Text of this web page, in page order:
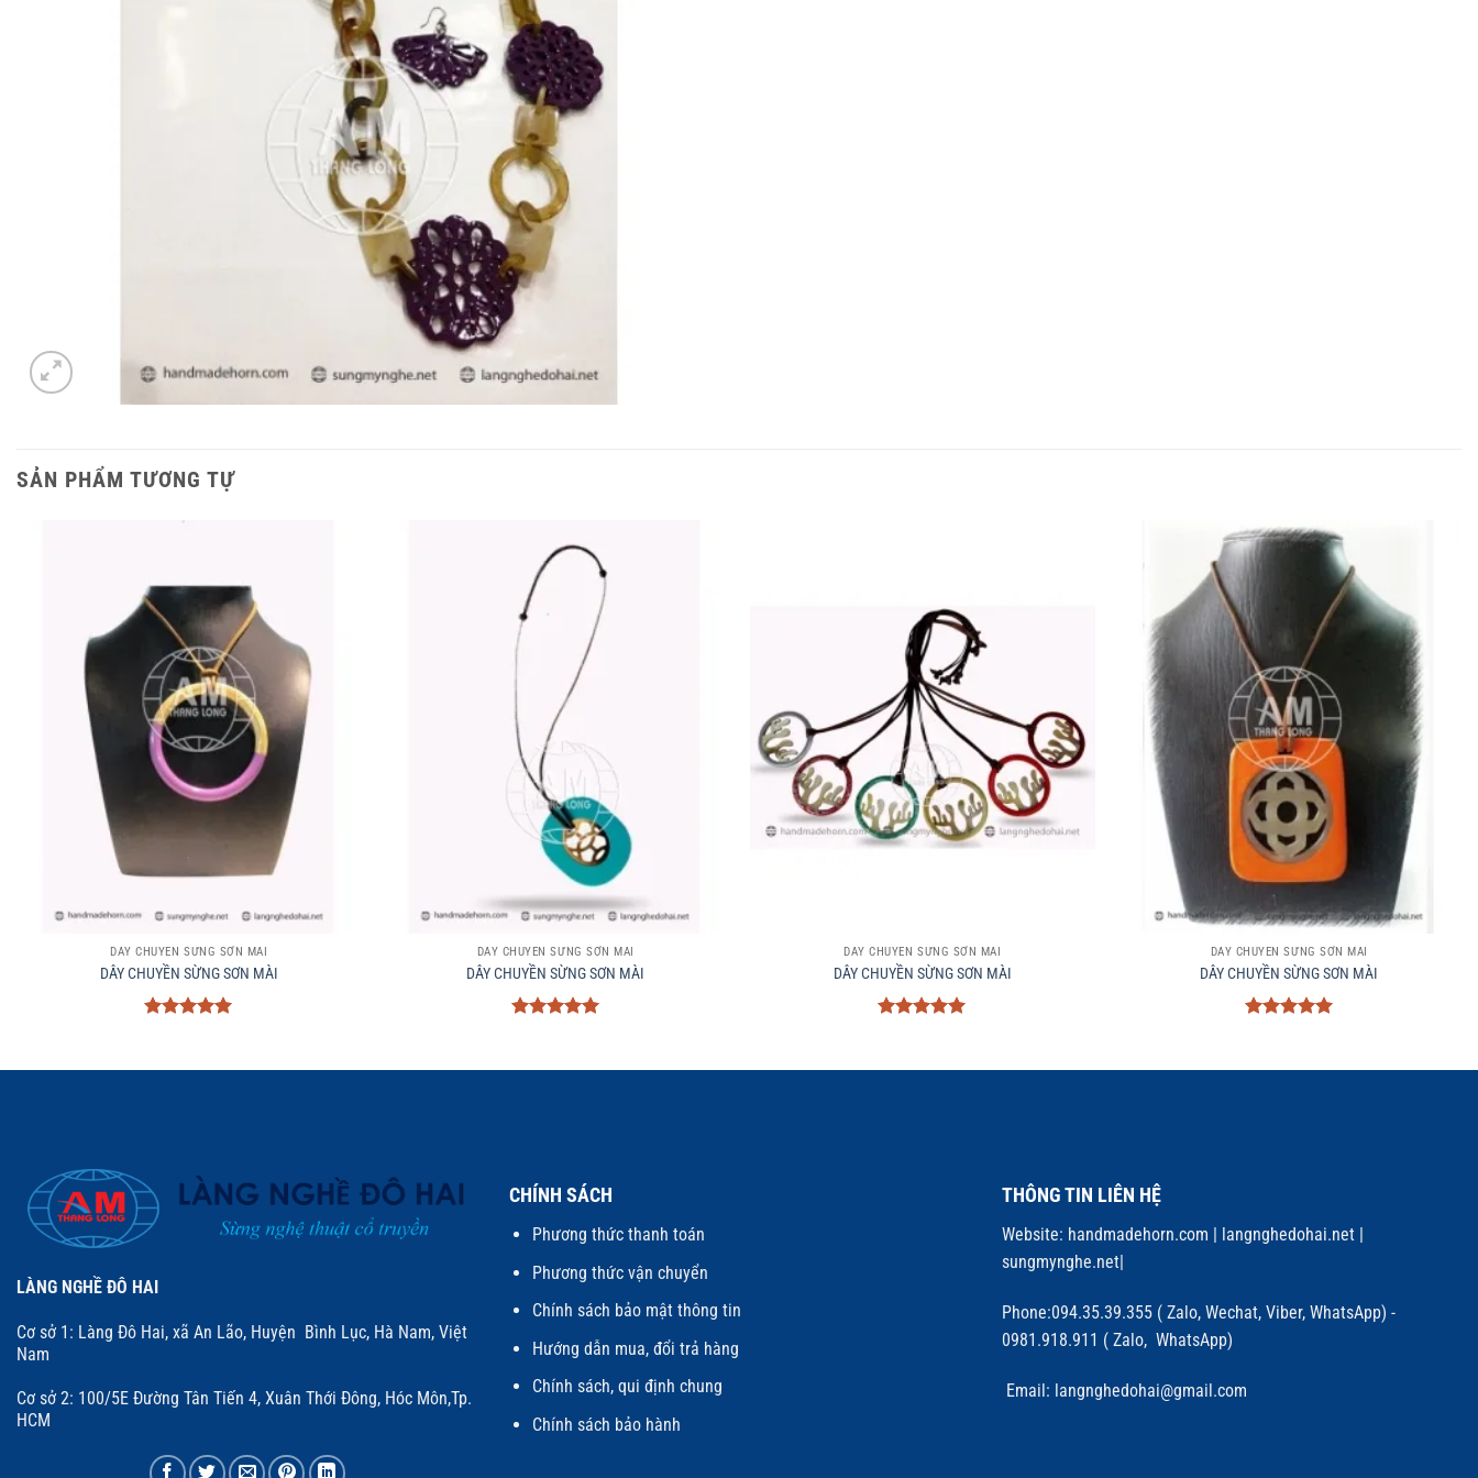
SẢN PHẨM TƯƠNG TỰ
DÂY CHUYỀN SỪNG SƠN MÀI
DÂY CHUYỀN SỪNG SƠN MÀI
sao
DÂY CHUYỀN SỪNG SƠN MÀI
DÂY CHUYỀN SỪNG SƠN MÀI
sao
DÂY CHUYỀN SỪNG SƠN MÀI
DÂY CHUYỀN SỪNG SƠN MÀI
sao
DÂY CHUYỀN SỪNG SƠN MÀI
DÂY CHUYỀN SỪNG SƠN MÀI
sao
LÀNG NGHỀ ĐÔ HAI
Cơ sở 1: Làng Đô Hai, xã An Lão, Huyện Bình Lục, Hà Nam, Việt
Nam
Cơ sở 2: 100/5E Đường Tân Tiến 4, Xuân Thới Đông, Hóc Môn,Tp.
HCM
CHÍNH SÁCH
Phương thức thanh toán
Phương thức vận chuyển
Chính sách bảo mật thông tin
Hướng dẫn mua, đổi trả hàng
Chính sách, qui định chung
Chính sách bảo hành
THÔNG TIN LIÊN HỆ
Website: handmadehorn.com | langnghedohai.net |
sungmynghe.net|
Phone:094.35.39.355 ( Zalo, Wechat, Viber, WhatsApp) -
0981.918.911 ( Zalo, WhatsApp)
Email: langnghedohai@gmail.com